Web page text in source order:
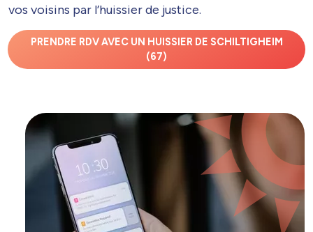
vos voisins par l’huissier de justice.
PRENDRE RDV AVEC UN HUISSIER DE SCHILTIGHEIM
(67)